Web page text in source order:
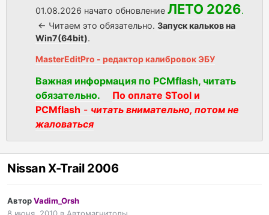
01.08.2026 начато обновление ЛЕТО 2026.
<- Читаем это обязательно. Запуск кальков на
Win7(64bit).
MasterEditPro - редактор калибровок ЭБУ
Важная информация по PCMflash, читать
обязательно.
По оплате STool и
PCMflash - читать внимательно, потом не
жаловаться
Nissan X-Trail 2006
АвторVadim_Orsh